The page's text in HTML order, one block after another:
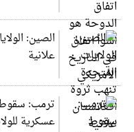
الصين:
علانية
ترمب: سقوط
عسكرية